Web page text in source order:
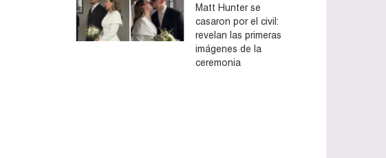
Matt Hunter se
casaron por el civil:
revelan las primeras
imágenes de la
ceremonia